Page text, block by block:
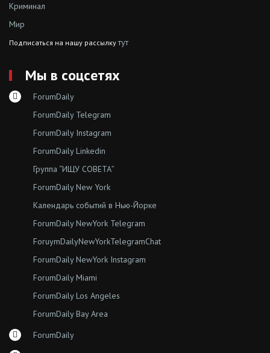
Криминал
Мир
Подписаться на нашу рассылкутут
Мы в соцсетях
ForumDaily
ForumDaily Telegram
ForumDaily Instagram
ForumDaily Linkedin
Группа “ИЩУ СОВЕТА”
ForumDaily New York
Календарь событий в Нью-Йорке
ForumDaily NewYork Telegram
ForuymDailyNewYorkTelegramChat
ForumDaily NewYork Instagram
ForumDaily Miami
ForumDaily Los Angeles
ForumDaily Bay Area
ForumDaily